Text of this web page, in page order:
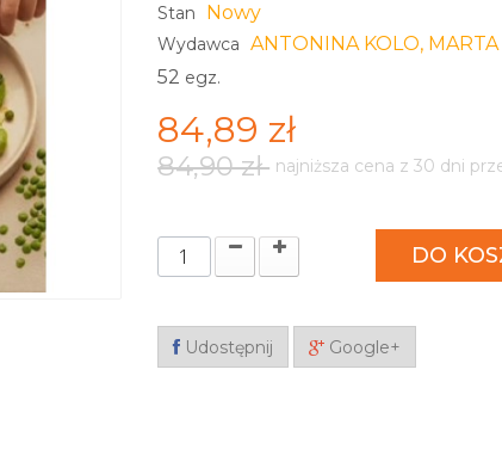
Stan Nowy
Wydawca ANTONINA KOLO,
52 egz.
84,89 zł
84,90 zł najniższa cena z 30 dni
DO
Udostępnij Google+